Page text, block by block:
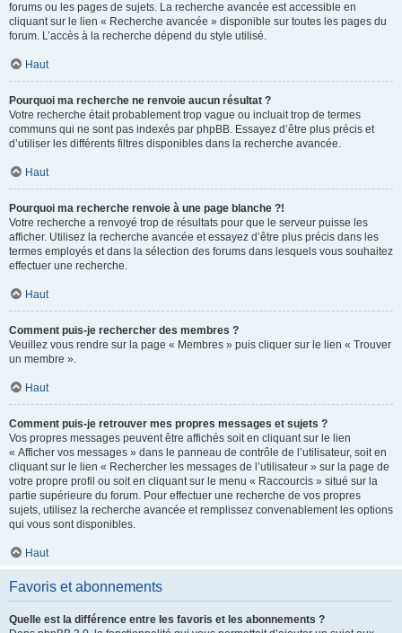
forums ou les pages de sujets. La recherche avancée est accessible en
cliquant sur le lien « Recherche avancée » disponible sur toutes les pages du
forum. L’accès à la recherche dépend du style utilisé.
Haut
Pourquoi ma recherche ne renvoie aucun résultat ?
Votre recherche était probablement trop vague ou incluait trop de termes
communs qui ne sont pas indexés par phpBB. Essayez d’être plus précis et
d’utiliser les différents filtres disponibles dans la recherche avancée.
Haut
Pourquoi ma recherche renvoie à une page blanche ?!
Votre recherche a renvoyé trop de résultats pour que le serveur puisse les
afficher. Utilisez la recherche avancée et essayez d’être plus précis dans les
termes employés et dans la sélection des forums dans lesquels vous souhaitez
effectuer une recherche.
Haut
Comment puis-je rechercher des membres ?
Veuillez vous rendre sur la page « Membres » puis cliquer sur le lien « Trouver
un membre ».
Haut
Comment puis-je retrouver mes propres messages et sujets ?
Vos propres messages peuvent être affichés soit en cliquant sur le lien
« Afficher vos messages » dans le panneau de contrôle de l’utilisateur, soit en
cliquant sur le lien « Rechercher les messages de l’utilisateur » sur la page de
votre propre profil ou soit en cliquant sur le menu « Raccourcis » situé sur la
partie supérieure du forum. Pour effectuer une recherche de vos propres
sujets, utilisez la recherche avancée et remplissez convenablement les options
qui vous sont disponibles.
Haut
Favoris et abonnements
Quelle est la différence entre les favoris et les abonnements ?